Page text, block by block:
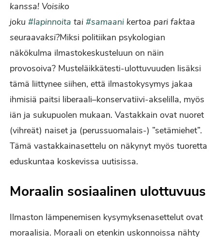
kanssa! Voisiko
joku #lapinnoita tai #samaani kertoa pari faktaa
seuraavaksi?Miksi politiikan psykologian
näkökulma ilmastokeskusteluun on näin
provosoiva? Musteläikkätesti-ulottuvuuden lisäksi
tämä liittynee siihen, että ilmastokysymys jakaa
ihmisiä paitsi liberaali–konservatiivi-akselilla, myös
iän ja sukupuolen mukaan. Vastakkain ovat nuoret
(vihreät) naiset ja (perussuomalais-) ”setämiehet”.
Tämä vastakkainasettelu on näkynyt myös tuoretta
eduskuntaa koskevissa uutisissa.
Moraalin sosiaalinen ulottuvuus
Ilmaston lämpenemisen kysymyksenasettelut ovat
moraalisia. Moraali on etenkin uskonnoissa nähty